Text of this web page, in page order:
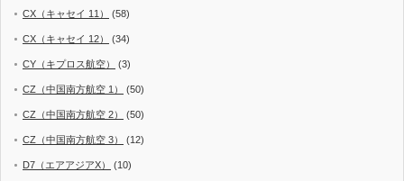
CX（キャセイ 11） (58)
CX（キャセイ 12） (34)
CY（キプロス航空） (3)
CZ（中国南方航空 1） (50)
CZ（中国南方航空 2） (50)
CZ（中国南方航空 3） (12)
D7（エアアジアX） (10)